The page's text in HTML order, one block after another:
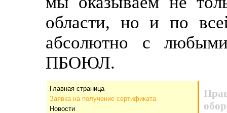
области, но и по
абсолютно с
ПБОЮЛ.
Главная страница
Заявка на получение сертификата
Новости